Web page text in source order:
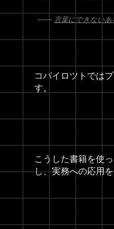
言葉にできない
コパイロツトでは
す。
こうした書籍を使
し、実務への応用